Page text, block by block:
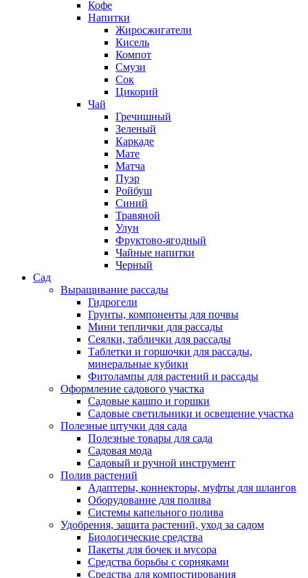
Кофе
Напитки
Жиросжигатели
Кисель
Компот
Смузи
Сок
Цикорий
Чай
Гречишный
Зеленый
Каркаде
Мате
Матча
Пуэр
Ройбуш
Синий
Травяной
Улун
Фруктово-ягодный
Чайные напитки
Черный
Сад
Выращивание рассады
Гидрогели
Грунты, компоненты для почвы
Мини теплички для рассады
Сеялки, таблички для рассады
Таблетки и горшочки для рассады,
минеральные кубики
Фитолампы для растений и рассады
Оформление садового участка
Садовые кашпо и горшки
Садовые светильники и освещение участка
Полезные штучки для сада
Полезные товары для сада
Садовая мода
Садовый и ручной инструмент
Полив растений
Адаптеры, коннекторы, муфты для шлангов
Оборудование для полива
Системы капельного полива
Удобрения, защита растений, уход за садом
Биологические средства
Пакеты для бочек и мусора
Средства борьбы с сорняками
Средства для компостирования